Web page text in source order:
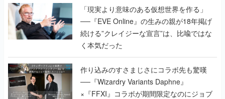
「現実より意味のある仮想世界を作る」
──『EVE Online』の生みの親が18年掲げ
続ける”クレイジーな宣言”は、比喩ではな
く本気だった
作り込みのすさまじさにコラボ先も驚嘆
──『Wizardry Variants Daphne』
×『FFXI』コラボが期間限定なのにジョブ